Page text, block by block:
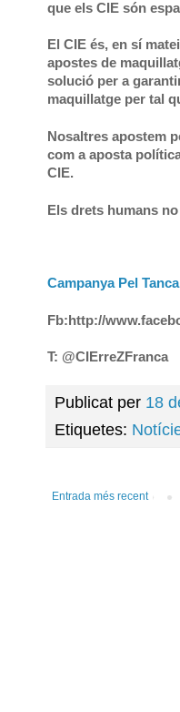
que els CIE són
El CIE és, en sí
apostes de
solució per a
maquillatge per tal
Nosaltres apostem
com a aposta
CIE.
Els drets humans
Campanya Pel
Fb:http://
T: @CIErreZFranca
Publicat per 18
Etiquetes:
Entrada més recent